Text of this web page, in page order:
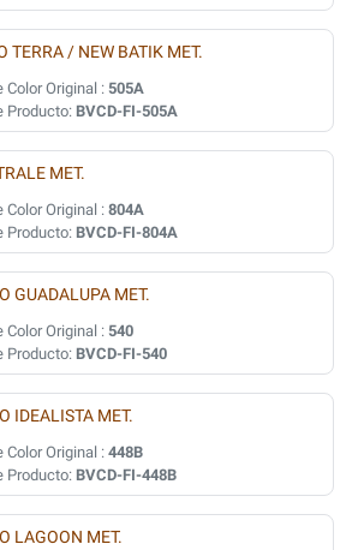
TERRA / NEW BATIK MET.
Color Original : 505A
Producto: BVCD-FI-505A
MET.
Color Original : 804A
Producto: BVCD-FI-804A
GUADALUPA MET.
Color Original : 540
Producto: BVCD-FI-540
IDEALISTA MET.
Color Original : 448B
Producto: BVCD-FI-448B
LAGOON MET.